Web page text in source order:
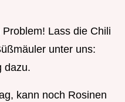
Lass die Chili
unter uns:
dazu.
kann noch Rosinen